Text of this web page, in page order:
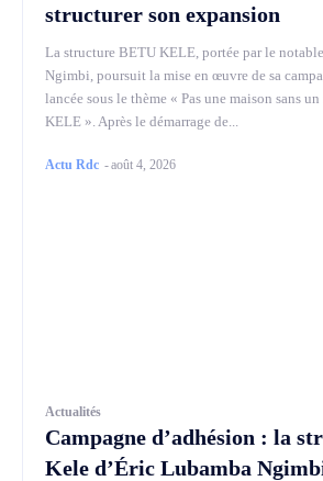
structurer son expansion
La structure BETU KELE, portée par le
Ngimbi, poursuit la mise en œuvre de sa
lancée sous le thème « Pas une maison sans
KELE ». Après le démarrage de...
Actu Rdc -août 4, 2026
Actualités
Campagne d’adhésion : la
Kele d’Éric Lubamba